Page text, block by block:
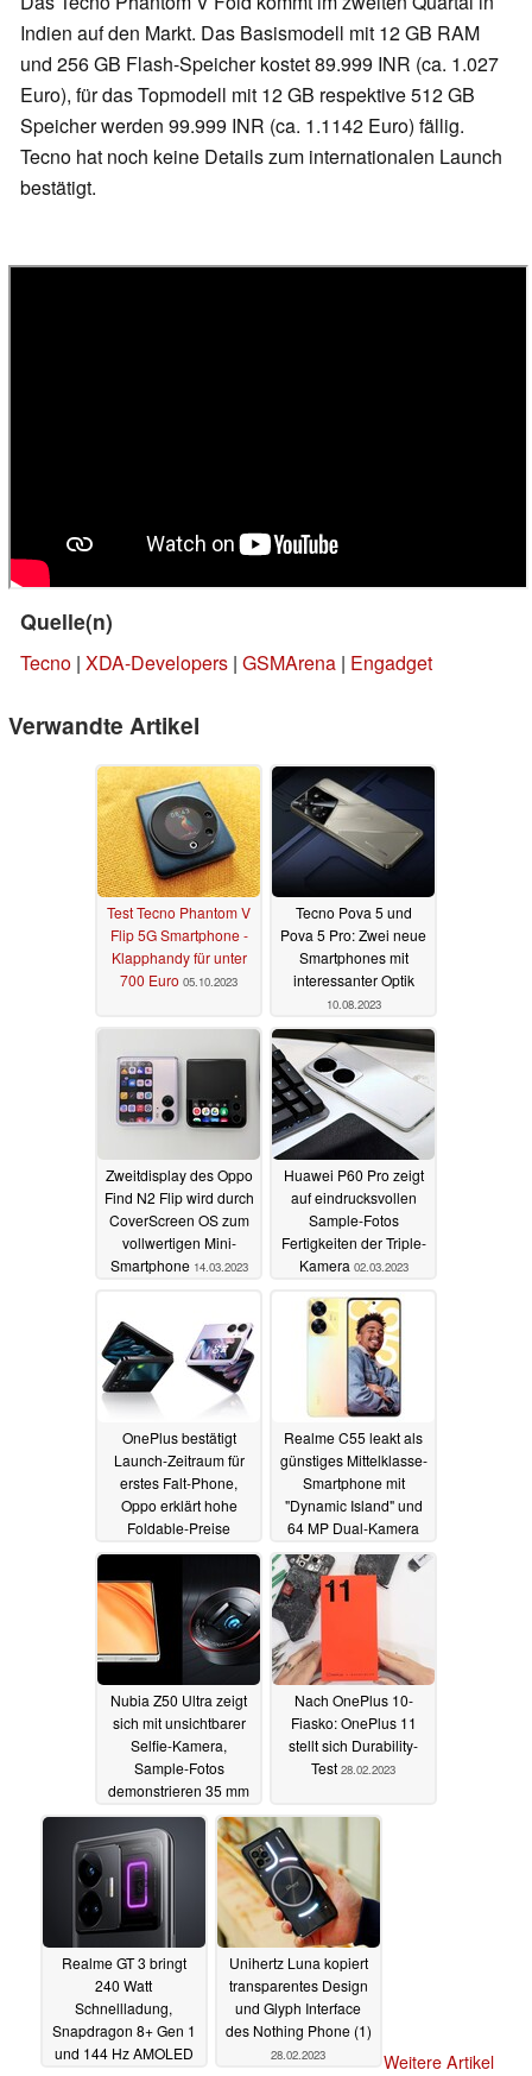
Indien auf den Markt. Das Basismodell mit 12 GB RAM
und 256 GB Flash-Speicher kostet 89.999 INR (ca. 1.027
Euro), für das Topmodell mit 12 GB respektive 512 GB
Speicher werden 99.999 INR (ca. 1.1142 Euro) fällig.
Tecno hat noch keine Details zum internationalen Launch
bestätigt.
Quelle(n)
Tecno | XDA-Developers | GSMArena | Engadget
Verwandte Artikel
Test Tecno Phantom V
Flip 5G Smartphone -
Klapphandy für unter
700 Euro 05.10.2023
Tecno Pova 5 und
Pova 5 Pro: Zwei neue
Smartphones mit
interessanter Optik
10.08.2023
Zweitdisplay des Oppo
Find N2 Flip wird durch
CoverScreen OS zum
vollwertigen Mini-
Smartphone 14.03.2023
Huawei P60 Pro zeigt
auf eindrucksvollen
Sample-Fotos
Fertigkeiten der Triple-
Kamera 02.03.2023
OnePlus bestätigt
Launch-Zeitraum für
erstes Falt-Phone,
Oppo erklärt hohe
Foldable-Preise
01.03.2023
Realme C55 leakt als
günstiges Mittelklasse-
Smartphone mit
"Dynamic Island" und
64 MP Dual-Kamera
01.03.2023
Nubia Z50 Ultra zeigt
sich mit unsichtbarer
Selfie-Kamera,
Sample-Fotos
demonstrieren 35 mm
und 85 mm Kameras
01.03.2023
Nach OnePlus 10-
Fiasko: OnePlus 11
stellt sich Durability-
Test 28.02.2023
Realme GT 3 bringt
240 Watt
Schnellladung,
Snapdragon 8+ Gen 1
und 144 Hz AMOLED
Unihertz Luna kopiert
transparentes Design
und Glyph Interface
des Nothing Phone (1)
28.02.2023
Weitere Artikel